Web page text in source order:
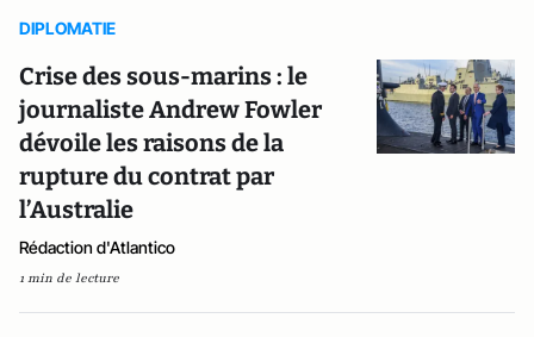
DIPLOMATIE
Crise des sous-marins : le
journaliste Andrew Fowler
dévoile les raisons de la
rupture du contrat par
l’Australie
Rédaction d'Atlantico
1 min de lecture